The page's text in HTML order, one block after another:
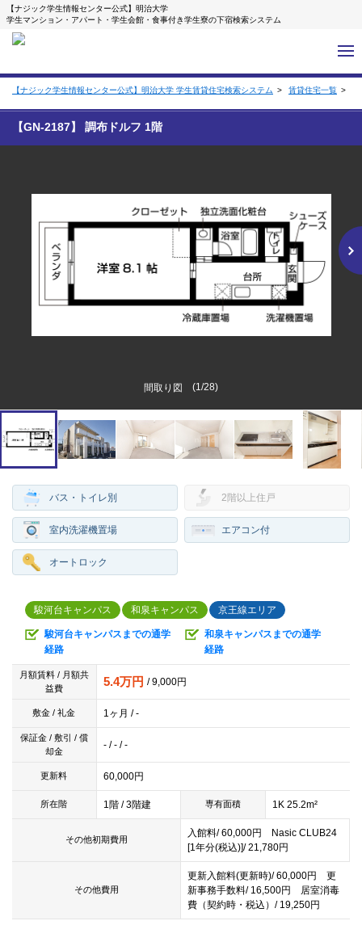
【ナジック学生情報センター公式】明治大学
学生マンション・アパート・学生会館・食事付き学生寮の下宿検索システム
【ナジック学生情報センター公式】明治大学 学生賃貸住宅検索システム 賃貸住宅一覧
【GN-2187】 調布ドルフ 1階
間取り図 (1 /28)
バス・トイレ別 2階以上住戸
室内洗濯機置場 エアコン付
オートロック
駿河台キャンパス 和泉キャンパス 京王線エリア
駿河台キャンパスまでの通学
経路
和泉キャンパスまでの通学
経路
月額賃料 / 月額共
益費
5.4万円 / 9,000円
敷金 / 礼金 1ヶ月 / -
保証金 / 敷引 / 償
却金
- / - / -
更新料 60,000円
所在階 1階 / 3階建 専有面積 1K 25.2m²
その他初期費用
入館料/ 60,000円 Nasic CLUB24
[1年分(税込)]/ 21,780円
その他費用
更新入館料(更新時)/ 60,000円 更
新事務手数料/ 16,500円 居室消毒
費（契約時・税込）/ 19,250円